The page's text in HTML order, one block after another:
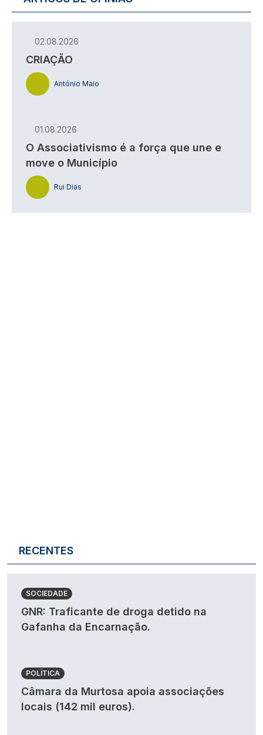
02.08.2026
CRIAÇÃO
António Maio
01.08.2026
O Associativismo é a força que une e
move o Município
Rui Dias
RECENTES
SOCIEDADE
GNR: Traficante de droga detido na
Gafanha da Encarnação.
POLÍTICA
Câmara da Murtosa apoia associações
locais (142 mil euros).